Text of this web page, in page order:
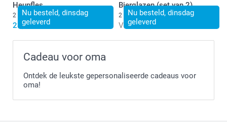
Nu besteld, dinsdag
geleverd
Heupfles
2 varianten
23,99
Nu besteld, dinsdag
geleverd
Bierglazen (set van 2)
2 varianten
Vanaf 19,99
Cadeau voor oma
Ontdek de leukste gepersonaliseerde cadeaus voor
oma!